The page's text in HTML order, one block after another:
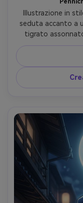
Illustrazione in
seduta accanto a
tigrato
bokeh della città
bagliore caldo
morbido, riflessi
sfondo molto
lente 85mm,